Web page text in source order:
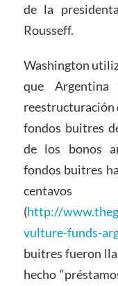
de la
Rousseff.
Washington
que Argentina
reestructuración
fondos buitres
de los bonos
fondos buitres
(http://
vulture-funds-
buitres fueron
hecho